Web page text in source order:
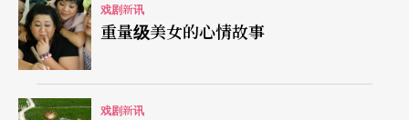
戏剧新讯
重量级美女的心情故事
戏剧新讯